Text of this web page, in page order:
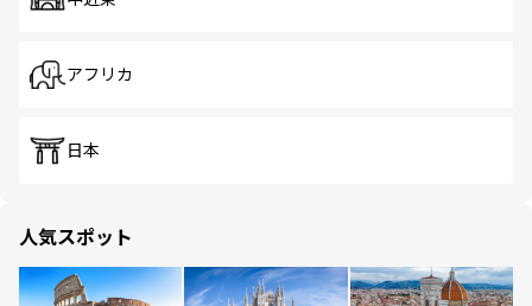
アフリカ
日本
人気スポット